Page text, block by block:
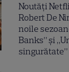
Noutăți
Robert De
noile
Banks” și
singurătate”